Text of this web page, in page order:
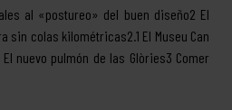
al «postureo» del buen diseño2 El
sin colas kilométricas2.1 El Museu Can
nuevo pulmón de las Glòries3 Comer